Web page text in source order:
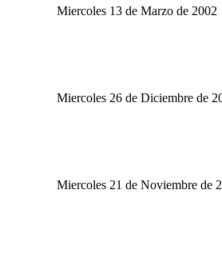
Miercoles 13 de Marzo de 2002
Miercoles 26 de Diciembre de
Miercoles 21 de Noviembre de